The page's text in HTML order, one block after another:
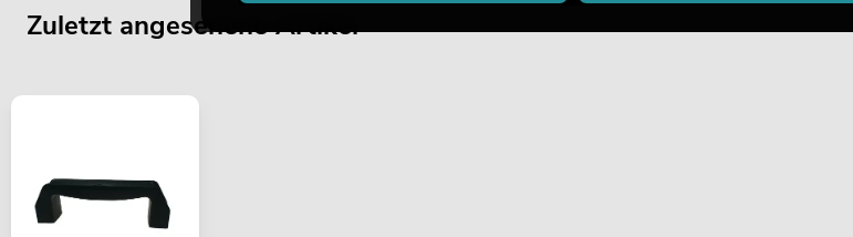
Zuletzt angesehene Artikel